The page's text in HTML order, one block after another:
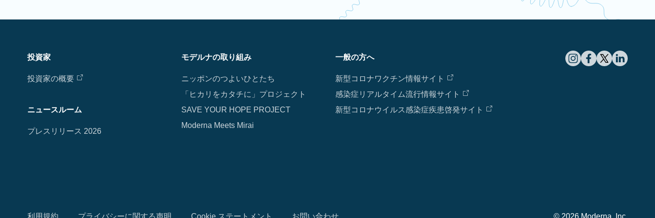
投資家
投資家の概要
ニュースルーム
プレスリリース 2026
モデルナの取り組み
ニッポンのつよいひとたち
「ヒカリをカタチに」プロジェクト
SAVE YOUR HOPE PROJECT
Moderna Meets Mirai
一般の方へ
新型コロナワクチン情報サイト
感染症リアルタイム流行情報サイト
新型コロナウイルス感染症疾患啓発サイト
利用規約 プライバシーに関する声明 Cookie ステートメント お問い合わせ © 2026 Moderna, Inc.